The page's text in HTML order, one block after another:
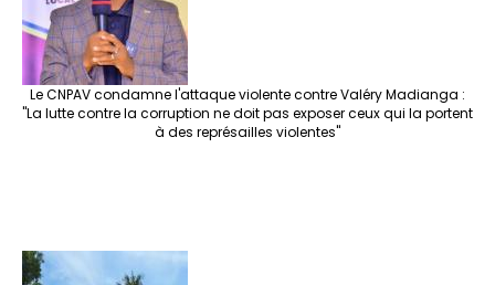
Le CNPAV condamne l'attaque violente contre Valéry Madianga :
"La lutte contre la corruption ne doit pas exposer ceux qui la portent
à des représailles violentes"